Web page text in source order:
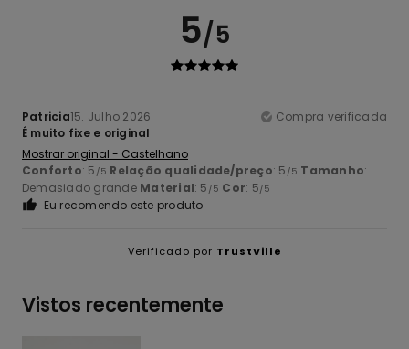
5/5
Patricia15. Julho 2026
Compra verificada
É muito fixe e original
Mostrar original - Castelhano
Conforto: 5 /5 Relação qualidade/preço: 5 /5 Tamanho:
Demasiado grande Material: 5 /5 Cor: 5/5
Eu recomendo este produto
Verificado por TrustVille
Vistos recentemente